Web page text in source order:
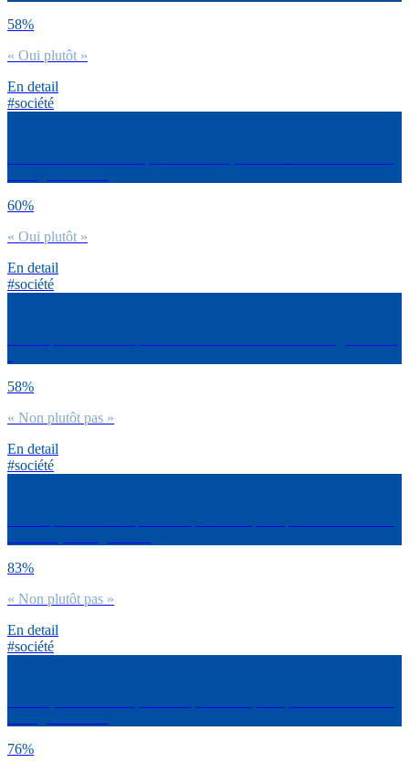
58%
« Oui plutôt »
En detail
#société
60%
« Oui plutôt »
En detail
#société
58%
« Non plutôt pas »
En detail
#société
83%
« Non plutôt pas »
En detail
#société
76%